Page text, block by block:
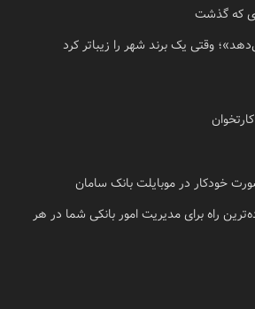
که گذشت
وقتی یک برند شهر را زیباتر کرد
خودکار در موبایلت بانک سامان
راه برای مدیریت امور بانکی شما در هر